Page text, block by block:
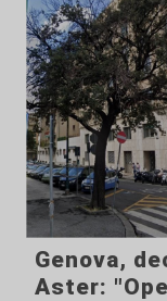
Genova,
Aster: